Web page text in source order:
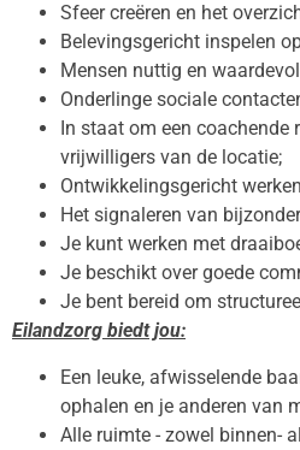
Sfeer creëren en het
Belevingsgericht inspelen
Mensen nuttig en
Onderlinge sociale
In staat om een coachende
vrijwilligers van de locatie;
Ontwikkelingsgericht
Het signaleren van
Je kunt werken met
Je beschikt over goede
Je bent bereid om
Eilandzorg biedt jou:
Een leuke, afwisselende
ophalen en je anderen van
Alle ruimte - zowel binnen-